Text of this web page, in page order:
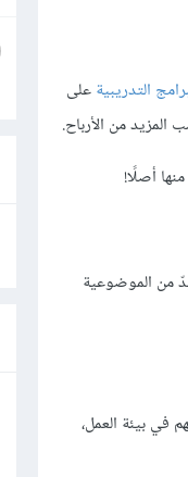
التدريبيةعلى
المزيد من الأرباح.
أصلًا!
من الموضوعية
في بيئة العمل،